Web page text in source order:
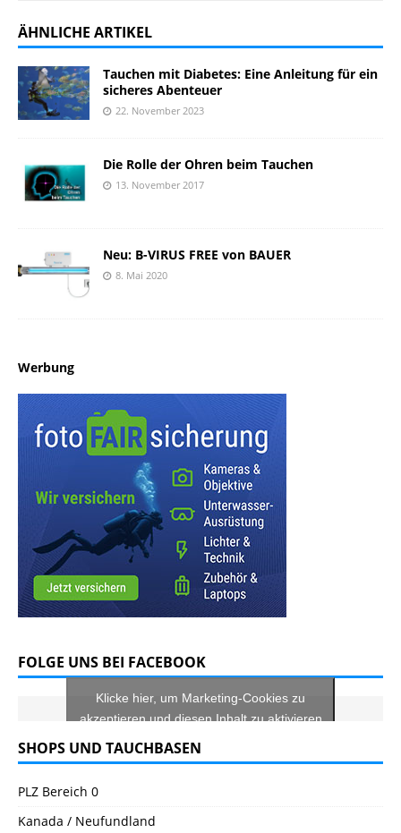
ÄHNLICHE ARTIKEL
Tauchen mit Diabetes: Eine Anleitung für ein
sicheres Abenteuer
22. November 2023
Die Rolle der Ohren beim Tauchen
13. November 2017
Neu: B-VIRUS FREE von BAUER
8. Mai 2020
Werbung
FOLGE UNS BEI FACEBOOK
Klicke hier, um Marketing-Cookies zu
akzeptieren und diesen Inhalt zu aktivieren
SHOPS UND TAUCHBASEN
PLZ Bereich 0
Kanada / Neufundland